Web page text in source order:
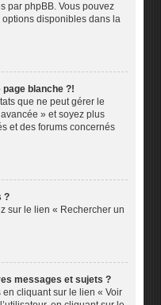
par phpBB. Vous pouvez
disponibles dans la
blanche ?!
que ne peut gérer le
» et soyez plus
et des forums concernés
?
sur le lien « Rechercher un
messages et sujets ?
cliquant sur le lien « Voir